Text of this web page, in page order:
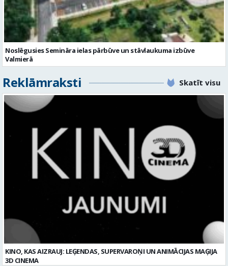
Noslēgusies Semināra ielas pārbūve un stāvlaukuma izbūve
Valmierā
Reklāmraksti Skatīt visu
KINO, KAS AIZRAUJ: LEĢENDAS, SUPERVAROŅI UN ANIMĀCIJAS MAĢIJA
3D CINEMA